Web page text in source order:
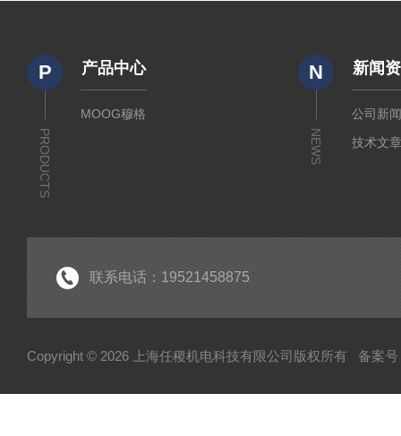
P
PRODUCTS
产品中心
MOOG穆格
N
NEWS
新闻
公司新
技术文
联系电话：19521458875
Copyright © 2026 上海任稷机电科技有限公司版权所有 备案号